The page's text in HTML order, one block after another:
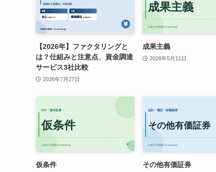
【2026年】ファクタリングと
は？仕組みと注意点、資金調達
サービス3社比較
2026年7月27日
成果主義
2026年5月11日
仮条件 その他有価証券